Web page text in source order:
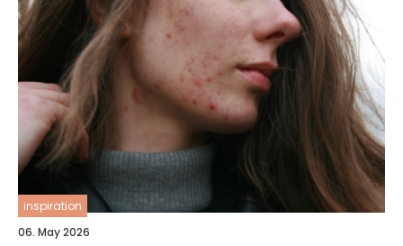
inspiration
06. May 2026